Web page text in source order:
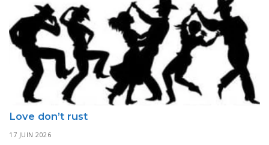
Love don’t rust
17 JUIN 2026